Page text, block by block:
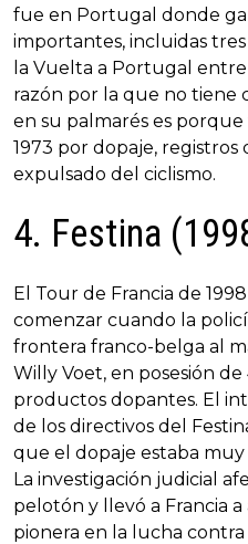
fue en Portugal donde
importantes, incluidas
la Vuelta a Portugal entre
razón por la que no tiene
en su palmarés es
1973 por dopaje,
expulsado del ciclismo.
4. Festina
El Tour de Francia de
comenzar cuando la
frontera franco-belga al
Willy Voet, en posesión
productos dopantes. El
de los directivos del
que el dopaje estaba
La investigación judicial
pelotón y llevó a Francia
pionera en la lucha contra